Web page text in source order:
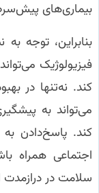
بیماری‌های
بنابراین، توجه
فیزیولوژیک
کند. نه‌تنها در
می‌تواند به
کند. پاسخ‌دادن
اجتماعی همراه
سلامت در